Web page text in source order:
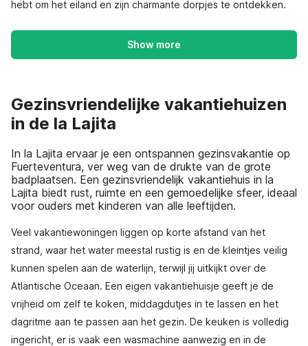
hebt om het eiland en zijn charmante dorpjes te ontdekken.
Show more
Gezinsvriendelijke vakantiehuizen
in de la Lajita
In la Lajita ervaar je een ontspannen gezinsvakantie op
Fuerteventura, ver weg van de drukte van de grote
badplaatsen. Een gezinsvriendelijk vakantiehuis in la
Lajita biedt rust, ruimte en een gemoedelijke sfeer, ideaal
voor ouders met kinderen van alle leeftijden.
Veel vakantiewoningen liggen op korte afstand van het
strand, waar het water meestal rustig is en de kleintjes veilig
kunnen spelen aan de waterlijn, terwijl jij uitkijkt over de
Atlantische Oceaan. Een eigen vakantiehuisje geeft je de
vrijheid om zelf te koken, middagdutjes in te lassen en het
dagritme aan te passen aan het gezin. De keuken is volledig
ingericht, er is vaak een wasmachine aanwezig en in de